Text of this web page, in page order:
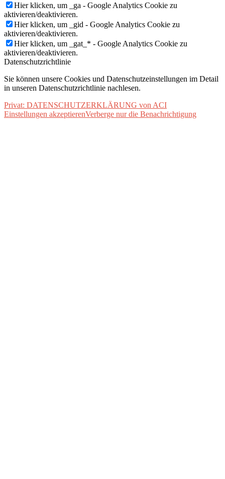
Hier klicken, um _ga - Google Analytics Cookie zu
aktivieren/deaktivieren.
Hier klicken, um _gid - Google Analytics Cookie zu
aktivieren/deaktivieren.
Hier klicken, um _gat_* - Google Analytics Cookie zu
aktivieren/deaktivieren.
Datenschutzrichtlinie
Sie können unsere Cookies und Datenschutzeinstellungen im Detail
in unseren Datenschutzrichtlinie nachlesen.
Privat: DATENSCHUTZERKLÄRUNG von ACI
Einstellungen akzeptierenVerberge nur die Benachrichtigung